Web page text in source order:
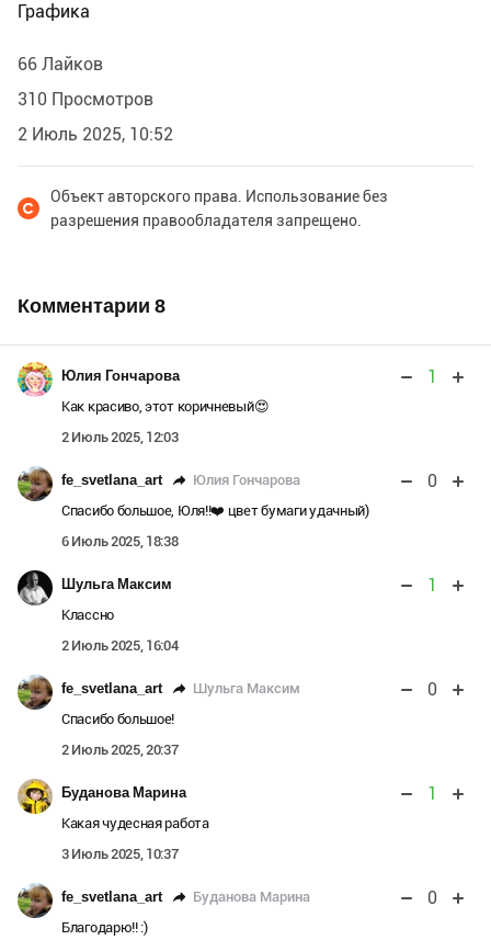
Графика
66 Лайков
310 Просмотров
2 Июль 2025, 10:52
Объект авторского права. Использование без
разрешения правообладателя запрещено.
Комментарии 8
Юлия Гончарова 1
Как красиво, этот коричневый😍
2 Июль 2025, 12:03
fe_svetlana_art Юлия Гончарова 0
Спасибо большое, Юля!!❤️ цвет бумаги удачный)
6 Июль 2025, 18:38
Шульга Максим 1
Классно
2 Июль 2025, 16:04
fe_svetlana_art Шульга Максим 0
Спасибо большое!
2 Июль 2025, 20:37
Буданова Марина 1
Какая чудесная работа
3 Июль 2025, 10:37
fe_svetlana_art Буданова Марина 0
Благодарю!! :)